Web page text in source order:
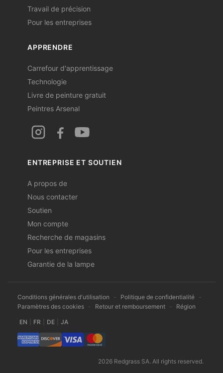
Travail de précision
Pour les entreprises
APPRENDRE
Carrefour d'apprentissage
Technologie
Livre de peinture gratuit
Peintres Arsenal
ENTREPRISE ET SOUTIEN
A propos de
Nous contacter
Soutien
Mon compte
Recherche de magasins
Pour les entreprises
Garantie de la lampe
Conditions générales d'utilisation - Politique de confidentialité -
Paramètres des cookies - Retour et remboursement - Région
EN FR DE JA
2026 Redgrass SA. All rights reserved.